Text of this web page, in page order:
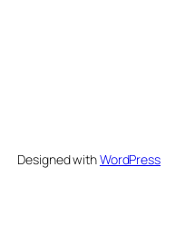
Designed withWordPress